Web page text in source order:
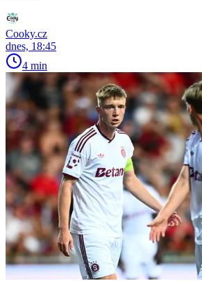
Cooky.cz
dnes, 18:45
4 min